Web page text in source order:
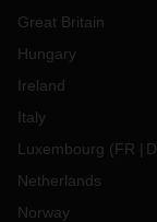
Great Britain
Hungary
Ireland
Italy
Luxembourg (FR
Netherlands
Norway